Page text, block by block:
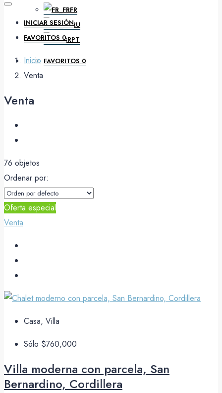
FR
RU
PT
FAVORITOS 0
INICIAR SESIÓN
FAVORITOS 0
Inicio
Venta
Venta
76 objetos
Ordenar por:
Oferta especial
Venta
Casa, Villa
Sólo $760,000
Villa moderna con parcela, San
Bernardino, Cordillera